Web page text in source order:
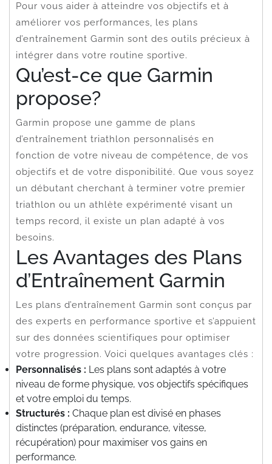
Pour vous aider à atteindre vos objectifs et à
améliorer vos performances, les plans
d’entraînement Garmin sont des outils précieux à
intégrer dans votre routine sportive.
Qu’est-ce que Garmin
propose?
Garmin propose une gamme de plans
d’entraînement triathlon personnalisés en
fonction de votre niveau de compétence, de vos
objectifs et de votre disponibilité. Que vous soyez
un débutant cherchant à terminer votre premier
triathlon ou un athlète expérimenté visant un
temps record, il existe un plan adapté à vos
besoins.
Les Avantages des Plans
d’Entraînement Garmin
Les plans d’entraînement Garmin sont conçus par
des experts en performance sportive et s’appuient
sur des données scientifiques pour optimiser
votre progression. Voici quelques avantages clés :
Personnalisés : Les plans sont adaptés à votre
niveau de forme physique, vos objectifs spécifiques
et votre emploi du temps.
Structurés : Chaque plan est divisé en phases
distinctes (préparation, endurance, vitesse,
récupération) pour maximiser vos gains en
performance.